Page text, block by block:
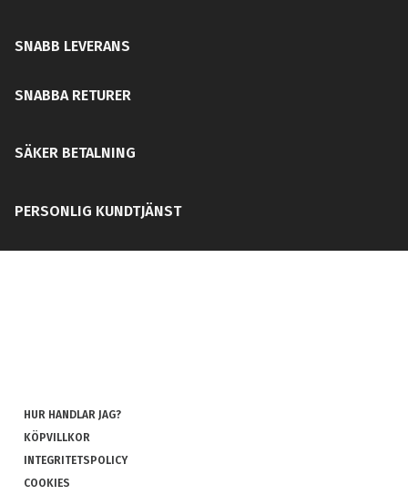
SNABB LEVERANS
SNABBA RETURER
SÄKER BETALNING
PERSONLIG KUNDTJÄNST
HUR HANDLAR JAG?
KÖPVILLKOR
INTEGRITETSPOLICY
COOKIES